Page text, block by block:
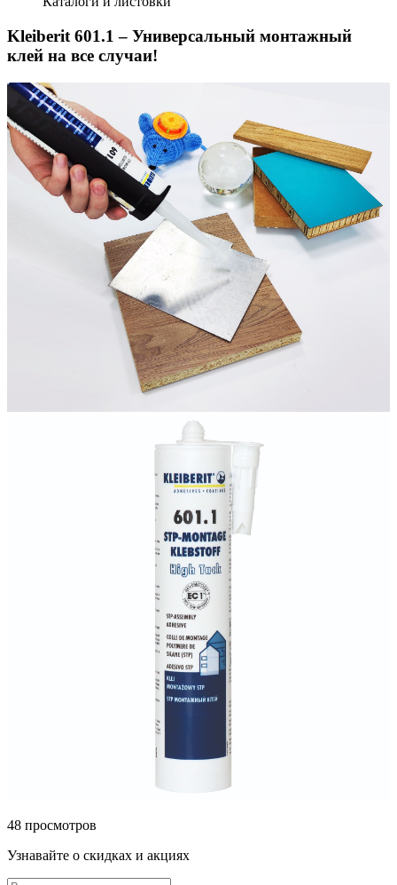
Kleiberit 601.1 – Универсальный монтажный
клей на все случаи!
48 просмотров
Узнавайте о скидках и акциях